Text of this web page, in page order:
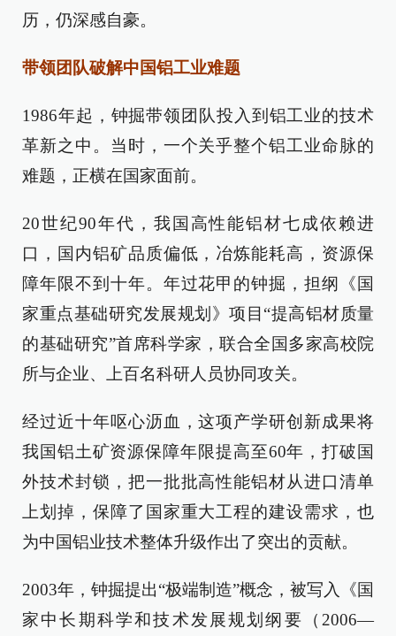
历，仍深感自豪。
带领团队破解中国铝工业难题
1986年起，钟掘带领团队投入到铝工业的技术
革新之中。当时，一个关乎整个铝工业命脉的
难题，正横在国家面前。
20世纪90年代，我国高性能铝材七成依赖进
口，国内铝矿品质偏低，冶炼能耗高，资源保
障年限不到十年。年过花甲的钟掘，担纲《国
家重点基础研究发展规划》项目“提高铝材质量
的基础研究”首席科学家，联合全国多家高校院
所与企业、上百名科研人员协同攻关。
经过近十年呕心沥血，这项产学研创新成果将
我国铝土矿资源保障年限提高至60年，打破国
外技术封锁，把一批批高性能铝材从进口清单
上划掉，保障了国家重大工程的建设需求，也
为中国铝业技术整体升级作出了突出的贡献。
2003年，钟掘提出“极端制造”概念，被写入《国
家中长期科学和技术发展规划纲要（2006—